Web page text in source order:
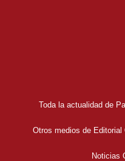
Toda la actualidad de
Otros medios de Editorial
Noticias